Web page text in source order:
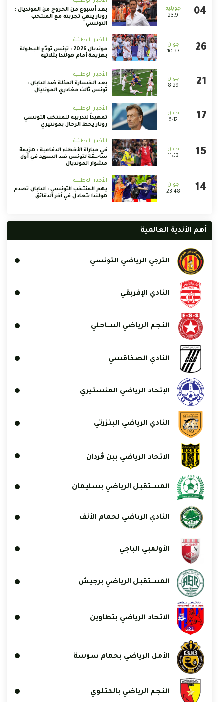
23:9
بعد أسبوع من الخروج من المونديال :
رونار ينهي تجربته مع المنتخب
التونسي
10:27
الأخبار الوطنية
مونديال 2026 : تونس تودّع البطولة
بهزيمة أمام هولندا بثلاثية
8:29
الأخبار الوطنية
بعد الخسارة المذلة ضد اليابان :
تونس ثالث مغادري المونديال
6:12
الأخبار الوطنية
تمهيداً لتدريبه للمنتخب التونسي :
رونار يحط الرحال بمونتيري
11:53
الأخبار الوطنية
في مباراة الأخطاء الدفاعية : هزيمة
ساحقة لتونس ضد السويد في أول
مشوار المونديال
23:48
الأخبار الوطنية
يهم المنتخب التونسي : اليابان تصدم
هولندا بتعادل في آخر الدقائق
أهم الأندية العالمية
الترجي الرياضي التونسي
النادي الإفريقي
النجم الرياضي الساحلي
النادي الصفاقسي
الإتحاد الرياضي المنستيري
النادي الرياضي البنزرتي
الاتحاد الرياضي ببن ڨردان
المستقبل الرياضي بسليمان
النادي الرياضي لحمام الأنف
الأولمبي الباجي
المستقبل الرياضي برجيش
الاتحاد الرياضي بتطاوين
الأمل الرياضي بحمام سوسة
النجم الرياضي بالمتلوي